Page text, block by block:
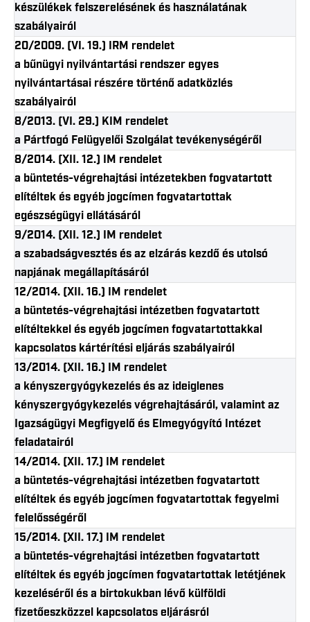
készülékek felszerelésének és használatának
szabályairól
20/2009. (VI. 19.) IRM rendelet
a bűnügyi nyilvántartási rendszer egyes
nyilvántartásai részére történő adatközlés
szabályairól
8/2013. (VI. 29.) KIM rendelet
a Pártfogó Felügyelői Szolgálat tevékenységéről
8/2014. (XII. 12.) IM rendelet
a büntetés-végrehajtási intézetekben fogvatartott
elítéltek és egyéb jogcímen fogvatartottak
egészségügyi ellátásáról
9/2014. (XII. 12.) IM rendelet
a szabadságvesztés és az elzárás kezdő és utolsó
napjának megállapításáról
12/2014. (XII. 16.) IM rendelet
a büntetés-végrehajtási intézetben fogvatartott
elítéltekkel és egyéb jogcímen fogvatartottakkal
kapcsolatos kártérítési eljárás szabályairól
13/2014. (XII. 16.) IM rendelet
a kényszergyógykezelés és az ideiglenes
kényszergyógykezelés végrehajtásáról, valamint az
Igazságügyi Megfigyelő és Elmegyógyító Intézet
feladatairól
14/2014. (XII. 17.) IM rendelet
a büntetés-végrehajtási intézetben fogvatartott
elítéltek és egyéb jogcímen fogvatartottak fegyelmi
felelősségéről
15/2014. (XII. 17.) IM rendelet
a büntetés-végrehajtási intézetben fogvatartott
elítéltek és egyéb jogcímen fogvatartottak letétjének
kezeléséről és a birtokukban lévő külföldi
fizetőeszközzel kapcsolatos eljárásról